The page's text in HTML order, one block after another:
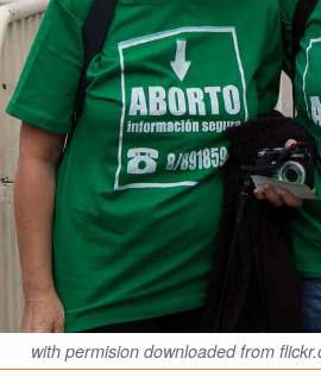
with permision downloaded from